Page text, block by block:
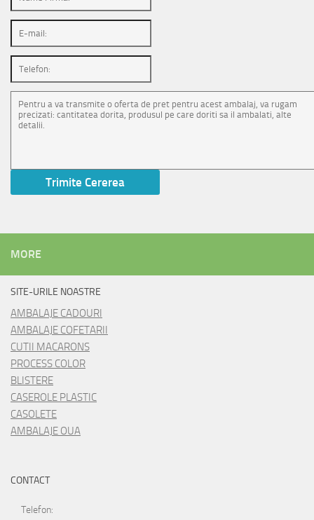
MORE
SITE-URILE NOASTRE
AMBALAJE CADOURI
AMBALAJE COFETARII
CUTII MACARONS
PROCESS COLOR
BLISTERE
CASEROLE PLASTIC
CASOLETE
AMBALAJE OUA
CONTACT
Telefon: